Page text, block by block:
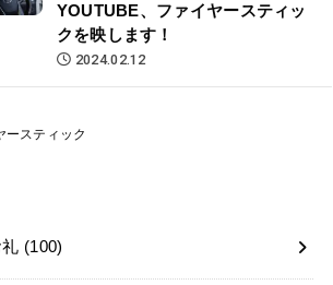
YOUTUBE、ファイヤースティッ
クを映します！
2024.02.12
ースティック
(100)